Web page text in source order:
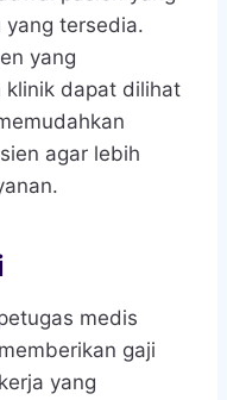
tersedia.
yang
klinik dapat dilihat
agar lebih
medis
gaji
yang